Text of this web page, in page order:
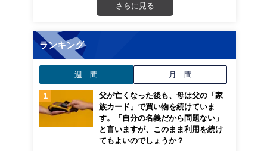
さらに見る
ランキング
週 間 月 間
父が亡くなった後も、母は父の「家
族カード」で買い物を続けていま
す。「自分の名義だから問題ない」
と言いますが、このまま利用を続け
てもよいのでしょうか？